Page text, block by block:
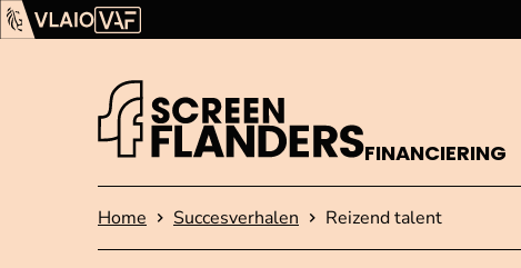
Ga verder naar de inhoud
Vlaams Audiovisueel Fonds (VAF)
Startpagina
FINANCIERING
Home Succesverhalen Reizend talent